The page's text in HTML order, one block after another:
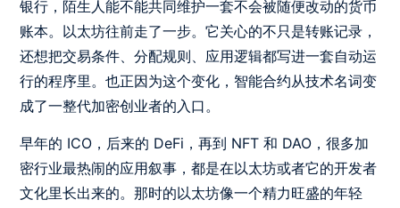
银行，陌生人能不能共同维护一套不会被随便改动的货币
账本。以太坊往前走了一步。它关心的不只是转账记录，
还想把交易条件、分配规则、应用逻辑都写进一套自动运
行的程序里。也正因为这个变化，智能合约从技术名词变
成了一整代加密创业者的入口。
早年的 ICO，后来的 DeFi，再到 NFT 和 DAO，很多加
密行业最热闹的应用叙事，都是在以太坊或者它的开发者
文化里长出来的。那时的以太坊像一个精力旺盛的年轻